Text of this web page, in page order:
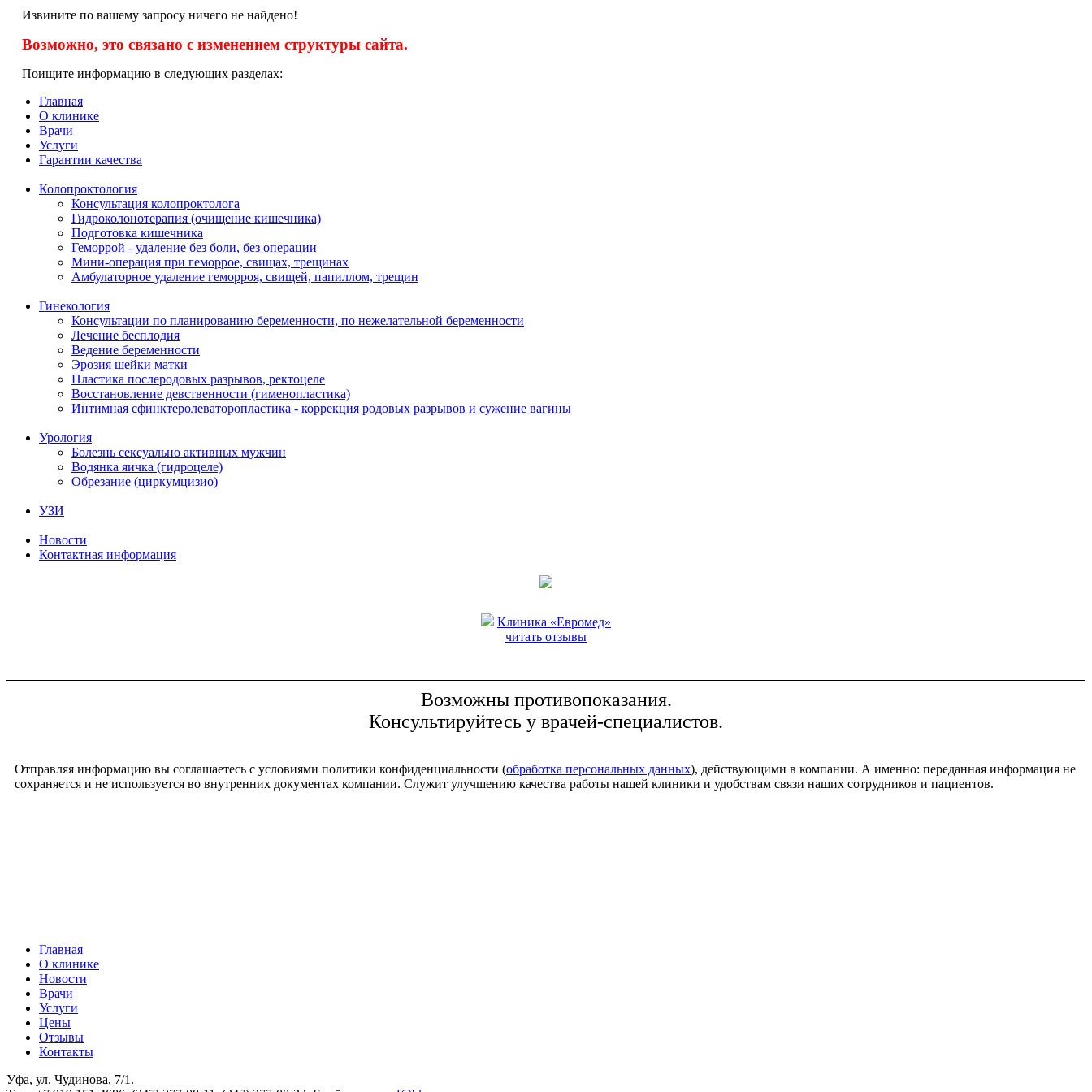
Извините по вашему запросу ничего не найдено!
Возможно, это связано с изменением структуры сайта.
Поищите информацию в следующих разделах:
Главная
О клинике
Врачи
Услуги
Гарантии качества
Колопроктология
Консультация колопроктолога
Гидроколонотерапия (очищение кишечника)
Подготовка кишечника
Геморрой - удаление без боли, без операции
Мини-операция при геморрое, свищах, трещинах
Амбулаторное удаление геморроя, свищей, папиллом, трещин
Гинекология
Консультации по планированию беременности, по нежелательной беременности
Лечение бесплодия
Ведение беременности
Эрозия шейки матки
Пластика послеродовых разрывов, ректоцеле
Восстановление девственности (гименопластика)
Интимная сфинктеролеваторопластика - коррекция родовых разрывов и сужение вагины
Урология
Болезнь сексуально активных мужчин
Водянка яичка (гидроцеле)
Обрезание (циркумцизио)
УЗИ
Новости
Контактная информация
Клиника «Евромед»
читать отзывы
Возможны противопоказания.
Консультируйтесь у врачей-специалистов.
Отправляя информацию вы соглашаетесь с условиями политики конфиденциальности (обработка персональных данных), действующими в компании. А именно: переданная информация не
сохраняется и не используется во внутренних документах компании. Служит улучшению качества работы нашей клиники и удобствам связи наших сотрудников и пациентов.
Главная
О клинике
Новости
Врачи
Услуги
Цены
Отзывы
Контакты
Уфа, ул. Чудинова, 7/1.